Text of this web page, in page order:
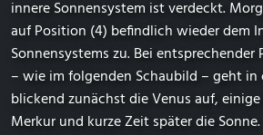
innere Sonnensystem ist verdeckt.
auf Position (4) befindlich wieder dem
Sonnensystems zu. Bei
– wie im folgenden Schaubild – geht
blickend zunächst die Venus auf,
Merkur und kurze Zeit später die Sonne.